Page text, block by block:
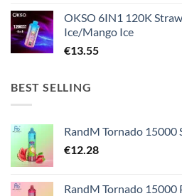
OKSO 6IN1 120K
Ice/Mango Ice
€13.55
BEST SELLING
RandM Tornado
€12.28
RandM Tornado 15000